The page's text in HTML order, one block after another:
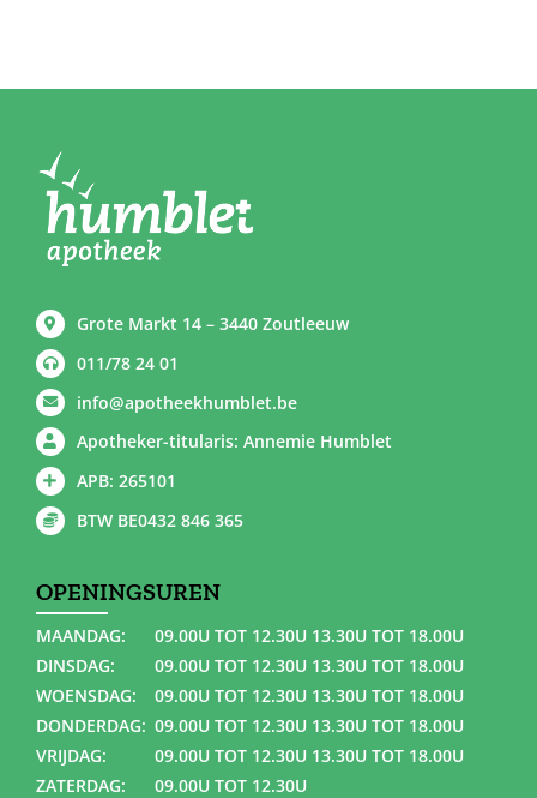
Grote Markt 14 – 3440 Zoutleeuw
011/78 24 01
info@apotheekhumblet.be
Apotheker-titularis: Annemie Humblet
APB: 265101
BTW BE0432 846 365
OPENINGSUREN
MAANDAG:
09.00U TOT 12.30U 13.30U TOT 18.00U
DINSDAG:
09.00U TOT 12.30U 13.30U TOT 18.00U
WOENSDAG:
09.00U TOT 12.30U 13.30U TOT 18.00U
DONDERDAG: 09.00U TOT 12.30U 13.30U TOT 18.00U
VRIJDAG:
09.00U TOT 12.30U 13.30U TOT 18.00U
ZATERDAG:
09.00U TOT 12.30U